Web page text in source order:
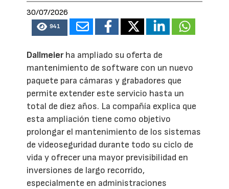
30/07/2026
941
Dallmeierha ampliado su oferta de
mantenimiento de software con un nuevo
paquete para cámaras y grabadores que
permite extender este servicio hasta un
total de diez años. La compañía explica que
esta ampliación tiene como objetivo
prolongar el mantenimiento de los sistemas
de videoseguridad durante todo su ciclo de
vida y ofrecer una mayor previsibilidad en
inversiones de largo recorrido,
especialmente en administraciones